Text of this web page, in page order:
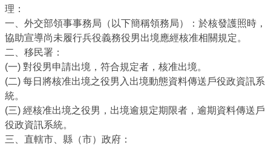
理：
一、外交部領事事務局（以下簡稱領務局）：於核發護照時，
協助宣導尚未履行兵役義務役男出境應經核准相關規定。
二、移民署：
(一) 對役男申請出境，符合規定者，核准出境。
(二) 每日將核准出境之役男入出境動態資料傳送戶役政資訊系
統。
(三) 經核准出境之役男，出境逾規定期限者，逾期資料傳送戶
役政資訊系統。
三、直轄市、縣（市）政府：